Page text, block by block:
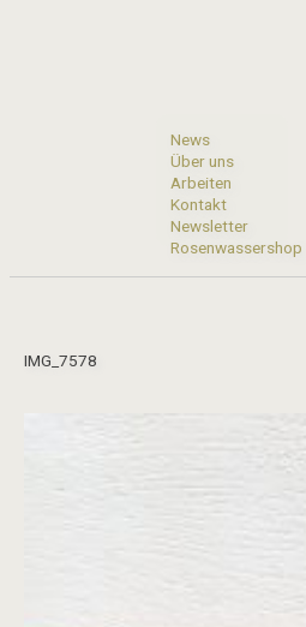
News
Über uns
Arbeiten
Kontakt
Newsletter
Rosenwassershop
IMG_7578